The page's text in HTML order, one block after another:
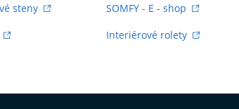
steny
SOMFY - E - shop
Interiérové rolety